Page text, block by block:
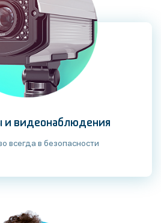
и видеонаблюдения
всегда в безопасности